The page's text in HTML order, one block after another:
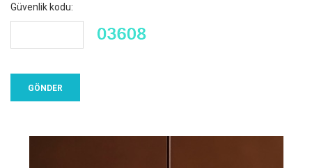
Güvenlik kodu: